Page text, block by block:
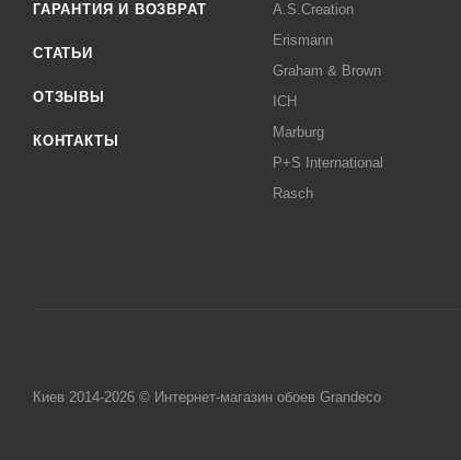
ГАРАНТИЯ И ВОЗВРАТ
СТАТЬИ
ОТЗЫВЫ
КОНТАКТЫ
A.S.Creation
Erismann
Graham & Brown
ICH
Marburg
P+S International
Rasch
Киев 2014-2026 © Интернет-магазин обоев Grandeco